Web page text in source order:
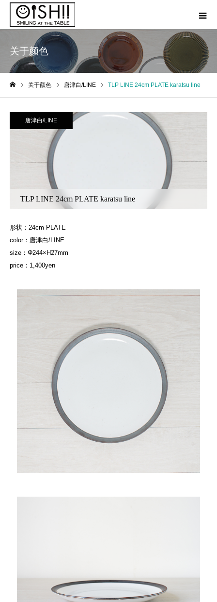
关于颜色
关于颜色 唐津白/LINE TLP LINE 24cm PLATE karatsu line
唐津白/LINE
TLP LINE 24cm PLATE karatsu line
形状：24cm PLATE
color：唐津白/LINE
size：Φ244×H27mm
price：1,400yen